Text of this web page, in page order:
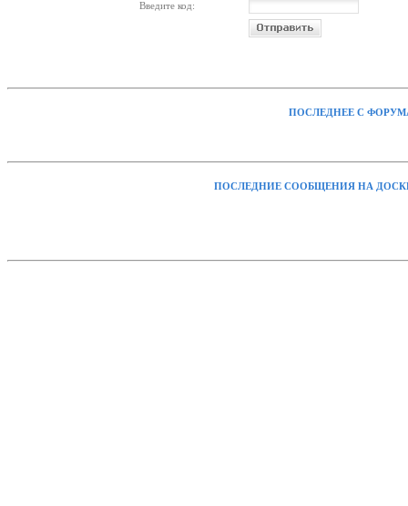
Введите код:
ПОСЛЕДНЕЕ С
ПОСЛЕДНИЕ СООБЩЕНИЯ НА